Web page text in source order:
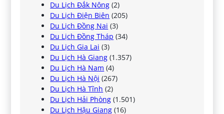
Du Lịch Đắk Nông (2)
Du Lịch Điện Biên (205)
Du Lịch Đồng Nai (3)
Du Lịch Đồng Tháp (34)
Du Lịch Gia Lai (3)
Du Lịch Hà Giang (1.357)
Du Lịch Hà Nam (4)
Du Lịch Hà Nội (267)
Du Lịch Hà Tĩnh (2)
Du Lịch Hải Phòng (1.501)
Du Lịch Hậu Giang (16)